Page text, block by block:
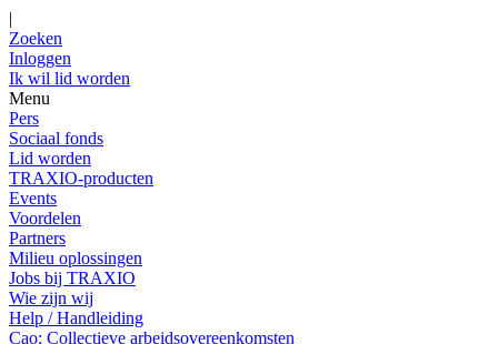
|
Zoeken
Inloggen
Ik wil lid worden
Menu
Pers
Sociaal fonds
Lid worden
TRAXIO-producten
Events
Voordelen
Partners
Milieu oplossingen
Jobs bij TRAXIO
Wie zijn wij
Help / Handleiding
Cao: Collectieve arbeidsovereenkomsten